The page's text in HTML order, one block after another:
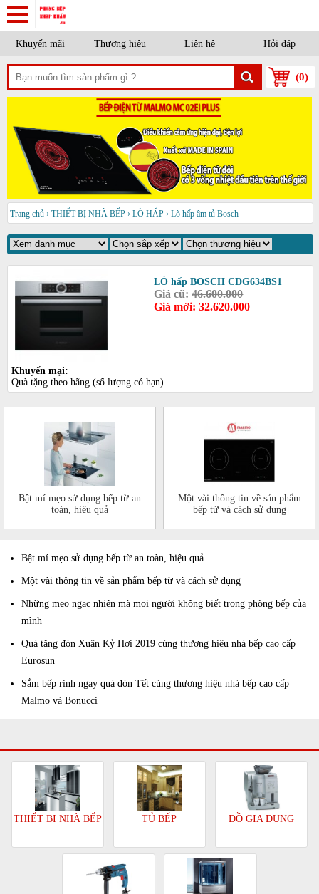
Khuyến mãi Thương hiệu Liên hệ Hỏi đáp
(0)
Trang chủ › THIẾT BỊ NHÀ BẾP › LÒ HẤP › Lò hấp âm tủ Bosch
LÒ hấp BOSCH CDG634BS1
Giá cũ:46.600.000
Giá mới: 32.620.000
Khuyến mại:
Quà tặng theo hãng (số lượng có hạn)
Bật mí mẹo sử dụng bếp từ an
toàn, hiệu quả
Một vài thông tin về sản phẩm
bếp từ và cách sử dụng
Bật mí mẹo sử dụng bếp từ an toàn, hiệu quả
Một vài thông tin về sản phẩm bếp từ và cách sử dụng
Những mẹo ngạc nhiên mà mọi người không biết trong phòng bếp của
mình
Quà tặng đón Xuân Kỷ Hợi 2019 cùng thương hiệu nhà bếp cao cấp
Eurosun
Sắm bếp rinh ngay quà đón Tết cùng thương hiệu nhà bếp cao cấp
Malmo và Bonucci
THIẾT BỊ NHÀ BẾP TỦ BẾP ĐỒ GIA DỤNG